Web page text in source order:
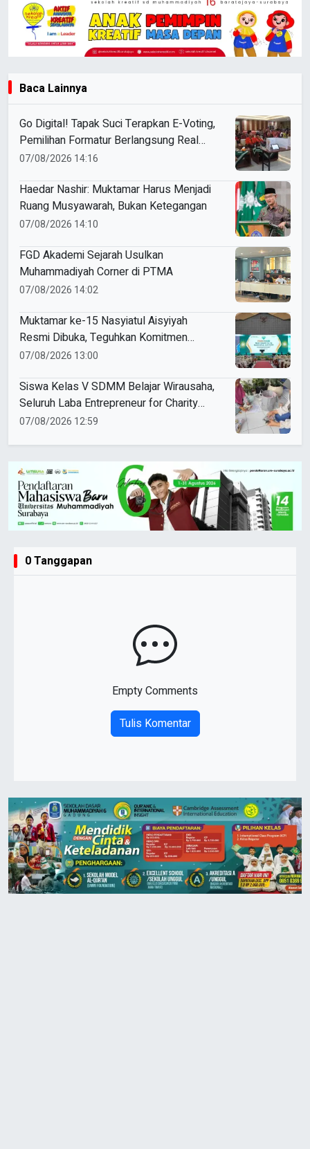
Baca Lainnya
Go Digital! Tapak Suci Terapkan E-Voting,
Pemilihan Formatur Berlangsung Real
Time
07/08/2026 14:16
Haedar Nashir: Muktamar Harus Menjadi
Ruang Musyawarah, Bukan Ketegangan
07/08/2026 14:10
FGD Akademi Sejarah Usulkan
Muhammadiyah Corner di PTMA
07/08/2026 14:02
Muktamar ke-15 Nasyiatul Aisyiyah
Resmi Dibuka, Teguhkan Komitmen
Perempuan Muda Berkemajuan
07/08/2026 13:00
Siswa Kelas V SDMM Belajar Wirausaha,
Seluruh Laba Entrepreneur for Charity
Didonasikan
07/08/2026 12:59
0 Tanggapan
Empty Comments
Tulis Komentar